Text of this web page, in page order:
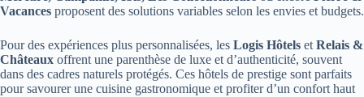
Vacances proposent des solutions variables selon les envies et budgets.
Pour des expériences plus personnalisées, les Logis Hôtels et Relais &
Châteaux offrent une parenthèse de luxe et d’authenticité, souvent
dans des cadres naturels protégés. Ces hôtels de prestige sont parfaits
pour savourer une cuisine gastronomique et profiter d’un confort haut